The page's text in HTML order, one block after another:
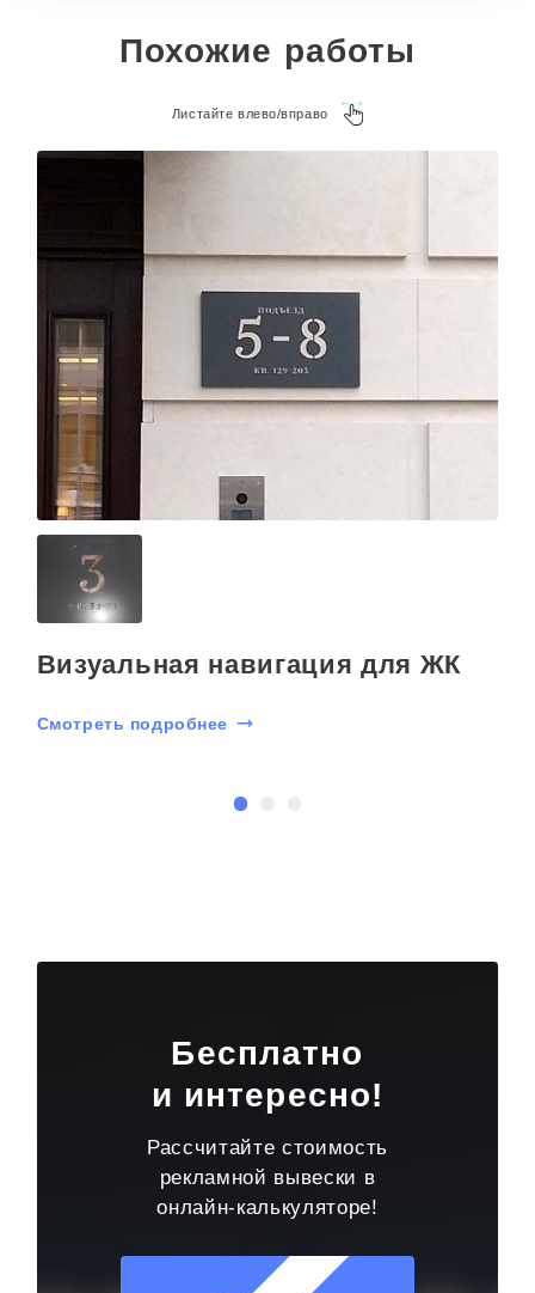
Похожие работы
Листайте влево/вправо
Визуальная навигация для ЖК
Смотреть подробнее
Бесплатно
и интересно!
Рассчитайте стоимость
рекламной вывески в
онлайн-калькуляторе!